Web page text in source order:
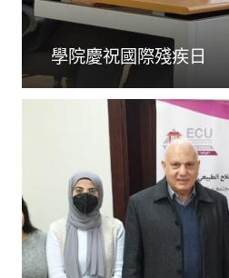
學院慶祝國際殘疾日